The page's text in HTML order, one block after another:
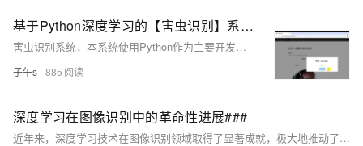
基于Python深度学习的【害虫识别】系统~卷积神经网络+TensorFlow+图像识别+人工智能
害虫识别系统，本系统使用Python作为主要开发语言，基于TensorFlow搭建卷积神经网络算法，并收集了12种常见的害虫种类数据集【"蚂蚁（ants）", "蜜蜂（bees）", "甲虫（beetle）", "毛虫（catterpillar）", "蚯蚓（earthworms）", "蜚蠊（earwig）", "蚱蜢（grasshopper）", "飞蛾（moth）", "鼻涕虫（slug）", "蜗牛（snail）", "黄蜂（wasp）", "象鼻虫（weevil）"】 再使用通过搭建的算法模型对数据集进行训练得到一个识别精度较高的模型，然后保存为为本地h5格式文件。最后使用Djan
子午s 885
深度学习在图像识别中的革命性进展###
近年来，深度学习技术在图像识别领域取得了显著成就，极大地推动了人工智能的发展。本文探讨了深度学习模型如何通过模拟人类视觉系统来提高图像识别的准确性和效率，并分析了几种主流的深度学习架构及其在实际应用中的表现。此外，还讨论了当前面临的挑战及未来可能的发展方向。 ###